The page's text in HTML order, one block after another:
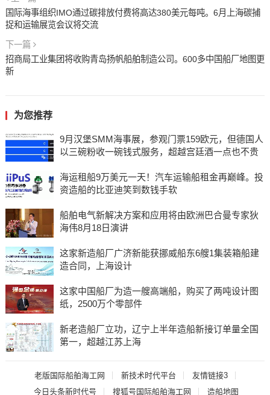
国际海事组织IMO通过碳排放付费将高达380美元每吨。6月上海碳捕
捉和运输展览会议将交流
下一篇
招商局工业集团将收购青岛扬帆船舶制造公司。600多中国船厂地图更
新
为您推荐
9月汉堡SMM海事展，参观门票159欧元，但德国人
以三碗粉收一碗钱式服务，超越宫廷酒一点也不贵
海运租船9万美元一天！汽车运输船租金再巅峰。投
资造船的比亚迪笑到数钱手软
船舶电气新解决方案和应用将由欧洲巴合曼专家狄
海伟8月18日演讲
这家新造船厂广济新能获挪威船东6艘1集装箱船建
造合同，上海设计
这家中国船厂为造一艘高端船，购买了两吨设计图
纸，2500万个零部件
新老造船厂立功，辽宁上半年造船新接订单量全国
第一，超越江苏上海
老版国际船舶海工网 新技术时代平台
友情链接3
今日头条新时代号
搜狐号国际船舶海工网 造船地图